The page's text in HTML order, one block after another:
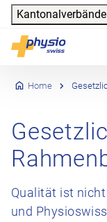
Header
Kantonalverbände
Physioswiss
Home
Qualität ist
und